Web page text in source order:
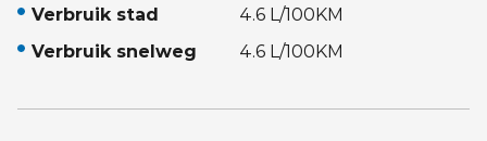
Verbruik stad
4.6 L/100KM
Verbruik snelweg
4.6 L/100KM